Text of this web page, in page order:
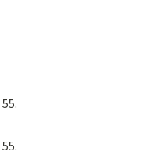
55.
55.